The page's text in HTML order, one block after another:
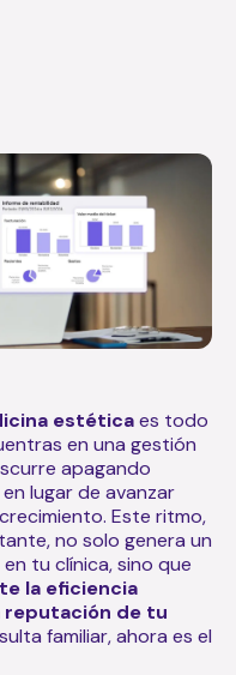
estéticaes todo
en una gestión
apagando
lugar de avanzar
. Este ritmo,
no solo genera un
tu clínica, sino que
la eficiencia
reputación de tu
familiar, ahora es el